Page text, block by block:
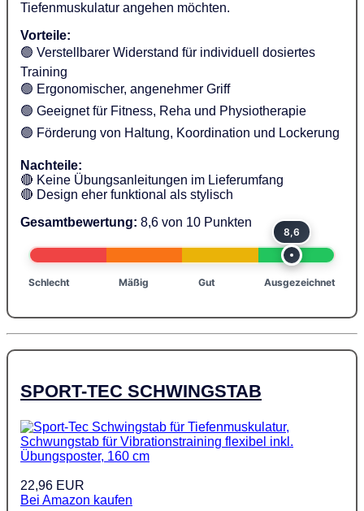
Tiefenmuskulatur angehen möchten.
Vorteile:
🟢 Verstellbarer Widerstand für individuell dosiertes
Training
🟢 Ergonomischer, angenehmer Griff
🟢 Geeignet für Fitness, Reha und Physiotherapie
🟢 Förderung von Haltung, Koordination und Lockerung
Nachteile:
🔴 Keine Übungsanleitungen im Lieferumfang
🔴 Design eher funktional als stylisch
Gesamtbewertung: 8,6 von 10 Punkten
8,6
Schlecht Mäßig Gut Ausgezeichnet
SPORT-TEC SCHWINGSTAB
22,96 EUR
Bei Amazon kaufen